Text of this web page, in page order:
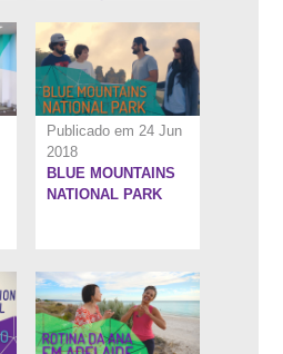
Publicado em 24 Jun
2018
BLUE MOUNTAINS
NATIONAL PARK9:12''